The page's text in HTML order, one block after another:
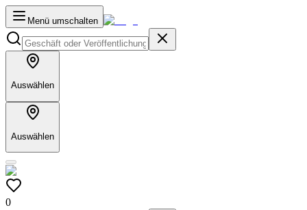
Menü umschalten
Auswählen
Auswählen
0